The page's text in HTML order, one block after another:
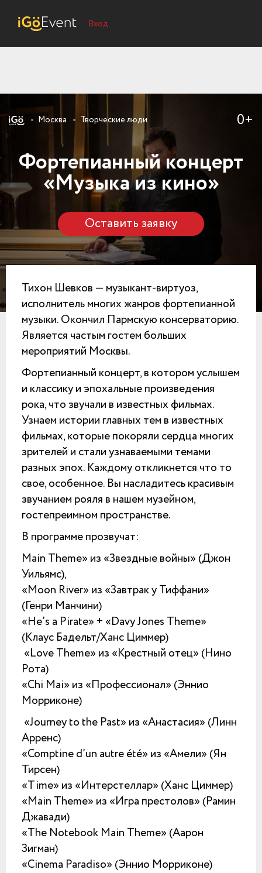
Вход
Москва Творческие люди 0+
Фортепианный концерт
«Музыка из кино»
Оставить заявку
Тихон Шевков — музыкант-виртуоз,
исполнитель многих жанров фортепианной
музыки. Окончил Пармскую консерваторию.
Является частым гостем больших
мероприятий Москвы.
Фортепианный концерт, в котором услышем
и классику и эпохальные произведения
рока, что звучали в известных фильмах.
Узнаем истории главных тем в известных
фильмах, которые покоряли сердца многих
зрителей и стали узнаваемыми темами
разных эпох. Каждому откликнется что то
свое, особенное. Вы насладитесь красивым
звучанием рояля в нашем музейном,
гостепреимном пространстве.
В программе прозвучат:
Main Theme» из «Звездные войны» (Джон
Уильямс),
«Moon River» из «Завтрак у Тиффани»
(Генри Манчини)
«He’s a Pirate» + «Davy Jones Theme»
(Клаус Бадельт/Ханс Циммер)
«Love Theme» из «Крестный отец» (Нино
Рота)
«Chi Mai» из «Профессионал» (Эннио
Морриконе)
«Journey to the Past» из «Анастасия» (Линн
Арренс)
«Comptine d’un autre été» из «Амели» (Ян
Тирсен)
«Time» из «Интерстеллар» (Ханс Циммер)
«Main Theme» из «Игра престолов» (Рамин
Джавади)
«The Notebook Main Theme» (Аарон
Зигман)
«Cinema Paradiso» (Эннио Морриконе)